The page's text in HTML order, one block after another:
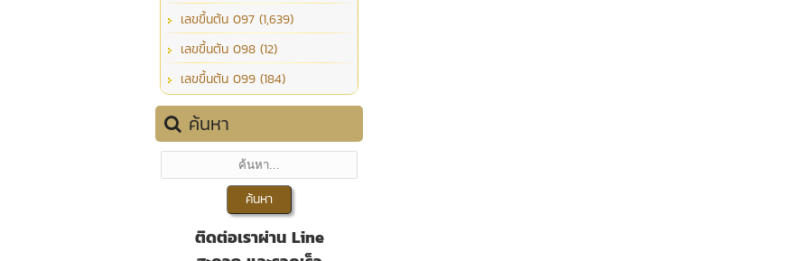
เลขขึ้นต้น 097 (1,639)
เลขขึ้นต้น 098 (12)
เลขขึ้นต้น 099 (184)
ค้นหา
ติดต่อเราผ่าน Line